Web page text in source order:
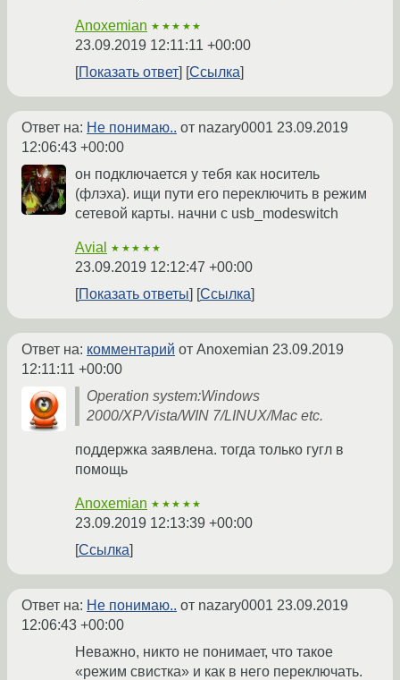
Anoxemian ★★★★★
23.09.2019 12:11:11 +00:00
Показать ответ
Ссылка
Ответ на: Не понимаю.. от nazary0001 23.09.2019
12:06:43 +00:00
он подключается у тебя как носитель
(флэха). ищи пути его переключить в режим
сетевой карты. начни с usb_modeswitch
Avial ★★★★★
23.09.2019 12:12:47 +00:00
Показать ответы
Ссылка
Ответ на: комментарий от Anoxemian 23.09.2019
12:11:11 +00:00
Operation system:Windows
2000/XP/Vista/WIN 7/LINUX/Mac etc.
поддержка заявлена. тогда только гугл в
помощь
Anoxemian ★★★★★
23.09.2019 12:13:39 +00:00
Ссылка
Ответ на: Не понимаю.. от nazary0001 23.09.2019
12:06:43 +00:00
Неважно, никто не понимает, что такое
«режим свистка» и как в него переключать.